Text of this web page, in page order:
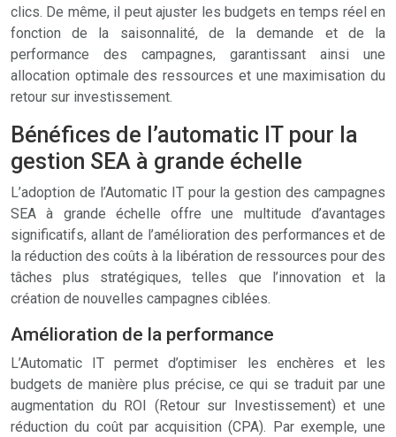
clics. De même, il peut ajuster les budgets en temps réel en
fonction de la saisonnalité, de la demande et de la
performance des campagnes, garantissant ainsi une
allocation optimale des ressources et une maximisation du
retour sur investissement.
Bénéfices de l’automatic IT pour la
gestion SEA à grande échelle
L’adoption de l’Automatic IT pour la gestion des campagnes
SEA à grande échelle offre une multitude d’avantages
significatifs, allant de l’amélioration des performances et de
la réduction des coûts à la libération de ressources pour des
tâches plus stratégiques, telles que l’innovation et la
création de nouvelles campagnes ciblées.
Amélioration de la performance
L’Automatic IT permet d’optimiser les enchères et les
budgets de manière plus précise, ce qui se traduit par une
augmentation du ROI (Retour sur Investissement) et une
réduction du coût par acquisition (CPA). Par exemple, une